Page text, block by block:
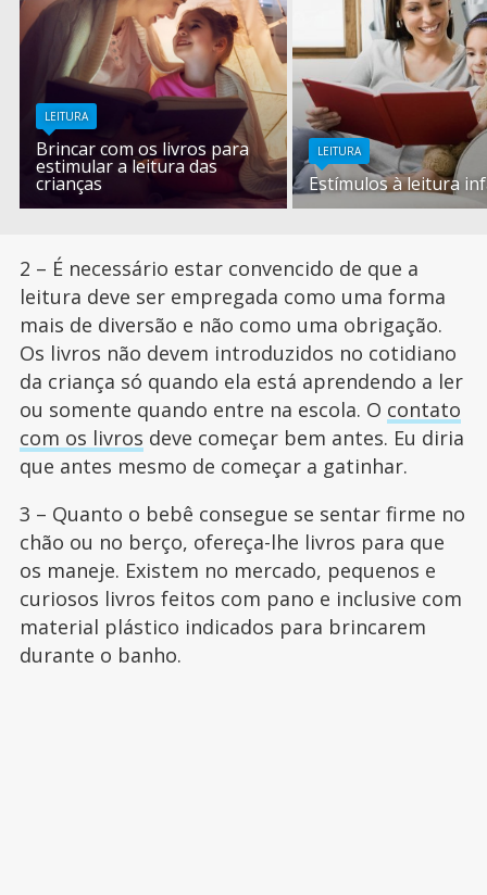
LEITURA
Brincar com os livros para
estimular a leitura das
crianças
LEITURA
Estímulos à leitura
2 – É necessário estar convencido de que a
leitura deve ser empregada como uma forma
mais de diversão e não como uma obrigação.
Os livros não devem introduzidos no cotidiano
da criança só quando ela está aprendendo a ler
ou somente quando entre na escola. O contato
com os livros deve começar bem antes. Eu diria
que antes mesmo de começar a gatinhar.
3 – Quanto o bebê consegue se sentar firme no
chão ou no berço, ofereça-lhe livros para que
os maneje. Existem no mercado, pequenos e
curiosos livros feitos com pano e inclusive com
material plástico indicados para brincarem
durante o banho.